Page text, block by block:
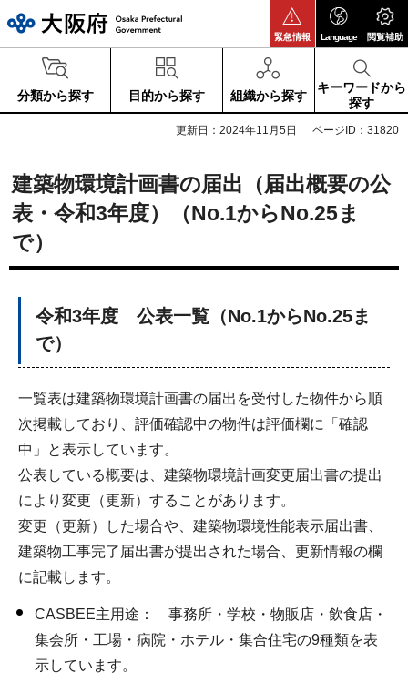
緊急情報 Language 閲覧補助
分類から探す 目的から探す 組織から探す
キーワードから
探す
更新日：2024年11月5日 ページID：31820
建築物環境計画書の届出（届出概要の公
表・令和3年度）（No.1からNo.25ま
で）
令和3年度 公表一覧（No.1からNo.25ま
で）
一覧表は建築物環境計画書の届出を受付した物件から順
次掲載しており、評価確認中の物件は評価欄に「確認
中」と表示しています。
公表している概要は、建築物環境計画変更届出書の提出
により変更（更新）することがあります。
変更（更新）した場合や、建築物環境性能表示届出書、
建築物工事完了届出書が提出された場合、更新情報の欄
に記載します。
CASBEE主用途： 事務所・学校・物販店・飲食店・
集会所・工場・病院・ホテル・集合住宅の9種類を表
示しています。